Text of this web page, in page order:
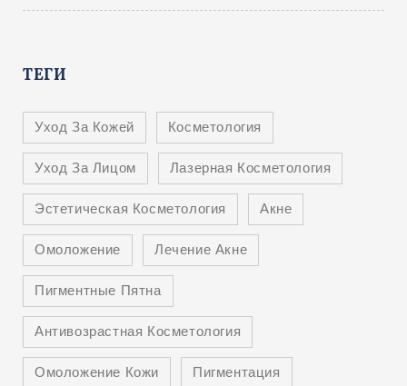
ТЕГИ
Уход За Кожей
Косметология
Уход За Лицом
Лазерная Косметология
Эстетическая Косметология
Акне
Омоложение
Лечение Акне
Пигментные Пятна
Антивозрастная Косметология
Омоложение Кожи
Пигментация